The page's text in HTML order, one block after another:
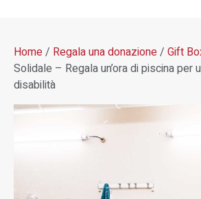
Home/ Regala una donazione/ Gift
Solidale – Regala un’ora di piscina per
disabilità